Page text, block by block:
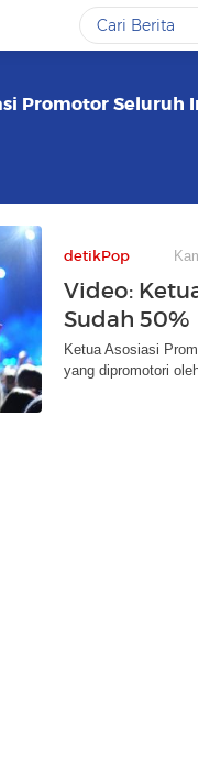
Promotor
detikPop
Video:
Sudah 50%
Ketua Asosiasi
yang dipromotori